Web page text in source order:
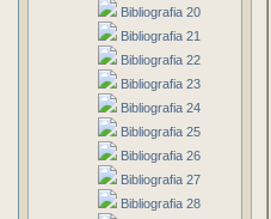
Bibliografia 20
Bibliografia 21
Bibliografia 22
Bibliografia 23
Bibliografia 24
Bibliografia 25
Bibliografia 26
Bibliografia 27
Bibliografia 28